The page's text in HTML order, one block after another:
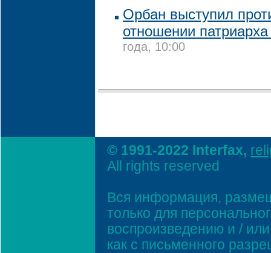
Орбан выступил
отношении
года, 10:00
© 1991-2022 Interfax,
All rights reserved
Вся информация,
только для
воспроизведению и /
как с письменного